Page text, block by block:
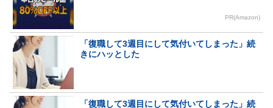
PR(Amazon)
「復職して3週目にして気付いてしまった」続
きにハッとした
「復職して3週目にして気付いてしまった」続